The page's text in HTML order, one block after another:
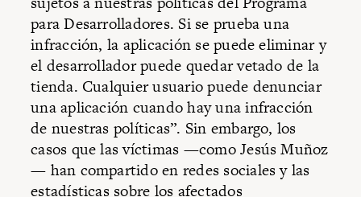
para Desarrolladores. Si se prueba una
infracción, la aplicación se puede eliminar y
el desarrollador puede quedar vetado de la
tienda. Cualquier usuario puede denunciar
una aplicación cuando hay una infracción
de nuestras políticas”. Sin embargo, los
casos que las víctimas —como Jesús Muñoz
— han compartido en redes sociales y las
estadísticas sobre los afectados